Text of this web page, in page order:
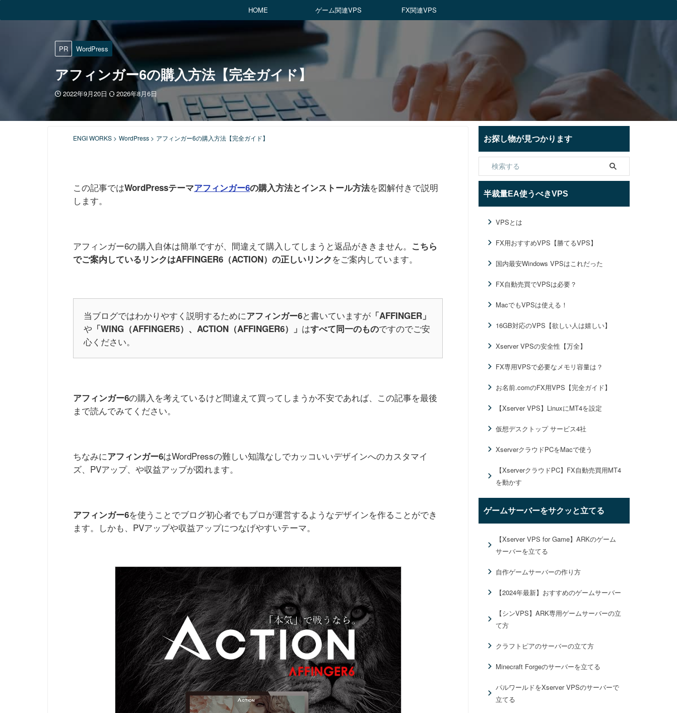
HOME ゲーム関連VPS FX関連VPS
PR WordPress
アフィンガー6の購入方法【完全ガイド】
2022年9月20日 2026年8月6日
ENGI WORKS > WordPress > アフィンガー6の購入方法【完全ガイド】
この記事ではWordPressテーマアフィンガー6の購入方法とインストール方法を図解付きで説明
します。
アフィンガー6の購入自体は簡単ですが、間違えて購入してしまうと返品がききません。 こちら
でご案内しているリンクはAFFINGER6（ACTION）の正しいリンクをご案内しています。
当ブログではわかりやすく説明するためにアフィンガー6と書いていますが 「AFFINGER」
や 「WING（AFFINGER5）、ACTION（AFFINGER6）」 はすべて同一のものですのでご安
心ください。
アフィンガー6の購入を考えているけど間違えて買ってしまうか不安であれば、この記事を最後
まで読んでみてください。
ちなみにアフィンガー6はWordPressの難しい知識なしでカッコいいデザインへのカスタマイ
ズ、PVアップ、や収益アップが図れます。
アフィンガー6を使うことでブログ初心者でもプロが運営するようなデザインを作ることができ
ます。しかも、PVアップや収益アップにつなげやすいテーマ。
お探し物が見つかります
半裁量EA使うべきVPS
VPSとは
FX用おすすめVPS【勝てるVPS】
国内最安Windows VPSはこれだった
FX自動売買でVPSは必要？
MacでもVPSは使える！
16GB対応のVPS【欲しい人は嬉しい】
Xserver VPSの安全性【万全】
FX専用VPSで必要なメモリ容量は？
お名前.comのFX用VPS【完全ガイド】
【Xserver VPS】LinuxにMT4を設定
仮想デスクトップ サービス4社
XserverクラウドPCをMacで使う
【XserverクラウドPC】FX自動売買用MT4
を動かす
ゲームサーバーをサクッと立てる
【Xserver VPS for Game】ARKのゲーム
サーバーを立てる
自作ゲームサーバーの作り方
【2024年最新】おすすめのゲームサーバー
【シンVPS】ARK専用ゲームサーバーの立
て方
クラフトピアのサーバーの立て方
Minecraft Forgeのサーバーを立てる
パルワールドをXserver VPSのサーバーで
立てる